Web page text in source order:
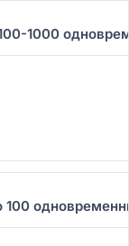
1000